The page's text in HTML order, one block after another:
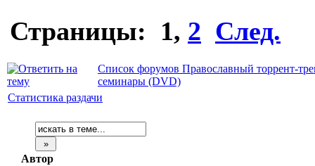
Страницы: 1, 2 След.
Список форумов Православный торрент-
семинары (DVD)
Статистика раздачи
Автор